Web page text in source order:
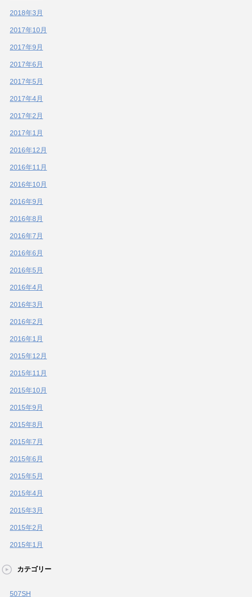
2018年3月
2017年10月
2017年9月
2017年6月
2017年5月
2017年4月
2017年2月
2017年1月
2016年12月
2016年11月
2016年10月
2016年9月
2016年8月
2016年7月
2016年6月
2016年5月
2016年4月
2016年3月
2016年2月
2016年1月
2015年12月
2015年11月
2015年10月
2015年9月
2015年8月
2015年7月
2015年6月
2015年5月
2015年4月
2015年3月
2015年2月
2015年1月
カテゴリー
507SH